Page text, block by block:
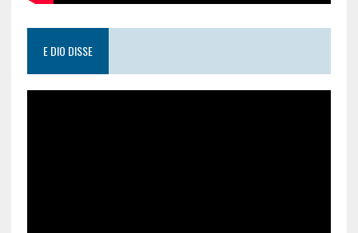
E DIO DISSE